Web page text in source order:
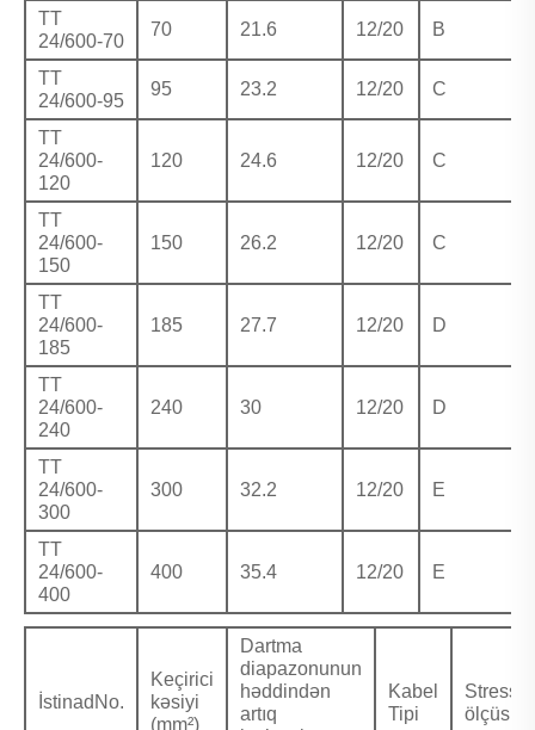
TT
24/600-70
70 21.6 12/20 B
TT
24/600-95
95 23.2 12/20 C
TT
24/600-
120
120 24.6 12/20 C
TT
24/600-
150
150 26.2 12/20 C
TT
24/600-
185
185 27.7 12/20 D
TT
24/600-
240
240 30 12/20 D
TT
24/600-
300
300 32.2 12/20 E
TT
24/600-
400
400 35.4 12/20 E
İstinadNo.
Keçirici
kəsiyi
(mm²)
Dartma
diapazonunun
həddindən
artıq
Kabel
Tipi
ölçüsü